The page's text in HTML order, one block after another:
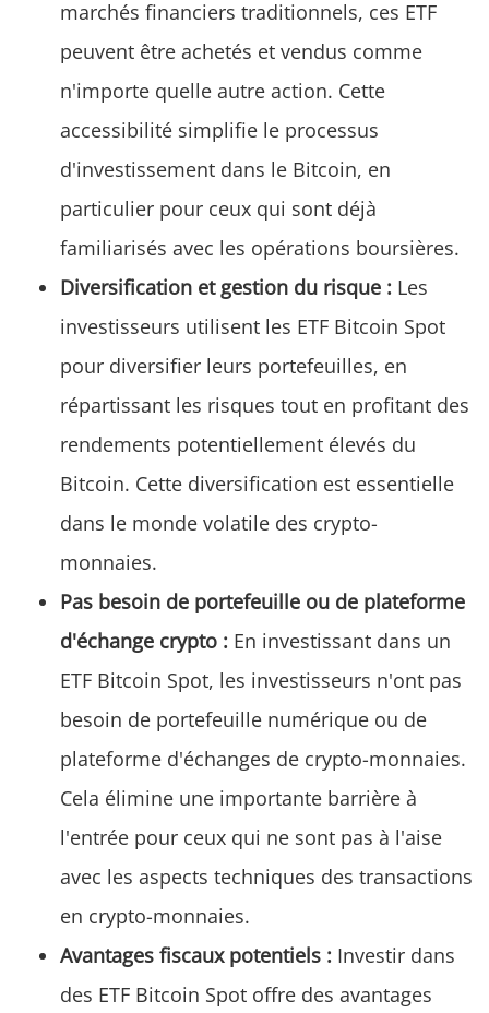
marchés financiers traditionnels, ces ETF
peuvent être achetés et vendus comme
n'importe quelle autre action. Cette
accessibilité simplifie le processus
d'investissement dans le Bitcoin, en
particulier pour ceux qui sont déjà
familiarisés avec les opérations boursières.
Diversification et gestion du risque : Les
investisseurs utilisent les ETF Bitcoin Spot
pour diversifier leurs portefeuilles, en
répartissant les risques tout en profitant des
rendements potentiellement élevés du
Bitcoin. Cette diversification est essentielle
dans le monde volatile des crypto-
monnaies.
Pas besoin de portefeuille ou de plateforme
d'échange crypto : En investissant dans un
ETF Bitcoin Spot, les investisseurs n'ont pas
besoin de portefeuille numérique ou de
plateforme d'échanges de crypto-monnaies.
Cela élimine une importante barrière à
l'entrée pour ceux qui ne sont pas à l'aise
avec les aspects techniques des transactions
en crypto-monnaies.
Avantages fiscaux potentiels : Investir dans
des ETF Bitcoin Spot offre des avantages